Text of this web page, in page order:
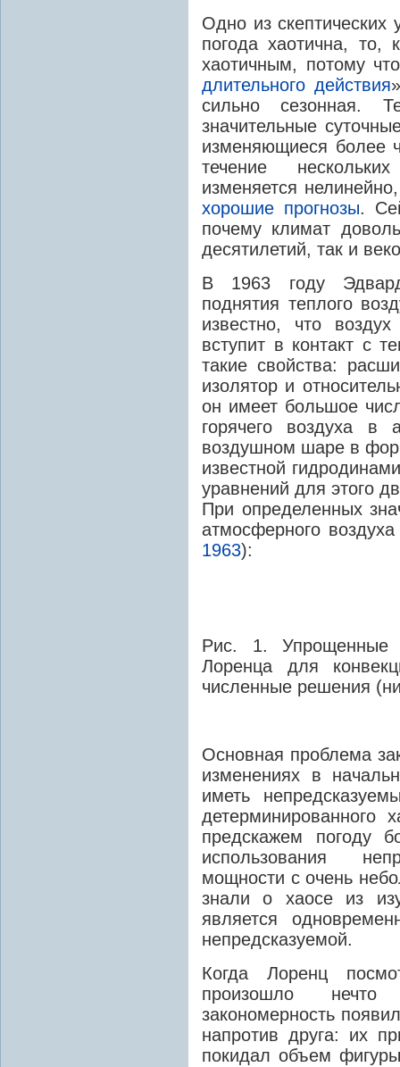
Одно из скептических
погода хаотична, то,
хаотичным, потому
длительного действия
сильно сезонная.
значительные
изменяющиеся более
течение
изменяется
хорошие прогнозы.
почему климат
десятилетий, так и
В 1963 году
поднятия теплого
известно, что
вступит в контакт с
такие свойства:
изолятор и
он имеет большое
горячего воздуха
воздушном шаре в
известной
уравнений для этого
При определенных
атмосферного
1963):
Рис. 1. Упрощенные
Лоренца для
численные решения
Основная проблема
изменениях в
иметь
предскажем погоду
использования
мощности с очень
знали о хаосе из
является
непредсказуемой.
Когда Лоренц
произошло нечто
закономерность
напротив друга: их
покидал объем фигуры